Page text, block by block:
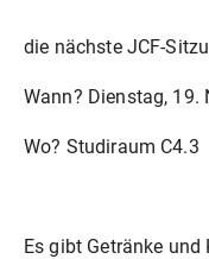
die nächste JCF-
Wann? Dienstag, 19.
Wo? Studiraum C4.3
Es gibt Getränke und